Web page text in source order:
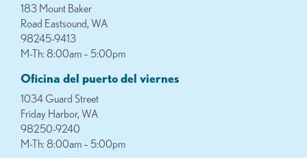
183 Mount Baker
Road Eastsound, WA
98245-9413
M-Th: 8:00am – 5:00pm
Oficina del puerto del viernes
1034 Guard Street
Friday Harbor, WA
98250-9240
M-Th: 8:00am – 5:00pm